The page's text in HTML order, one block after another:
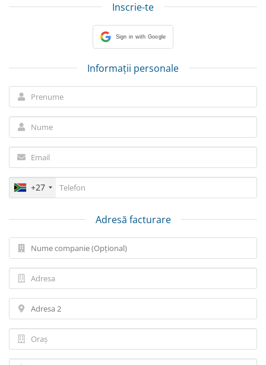
Inscrie-te
Sign in with Google
Informații personale
+27
Adresă facturare